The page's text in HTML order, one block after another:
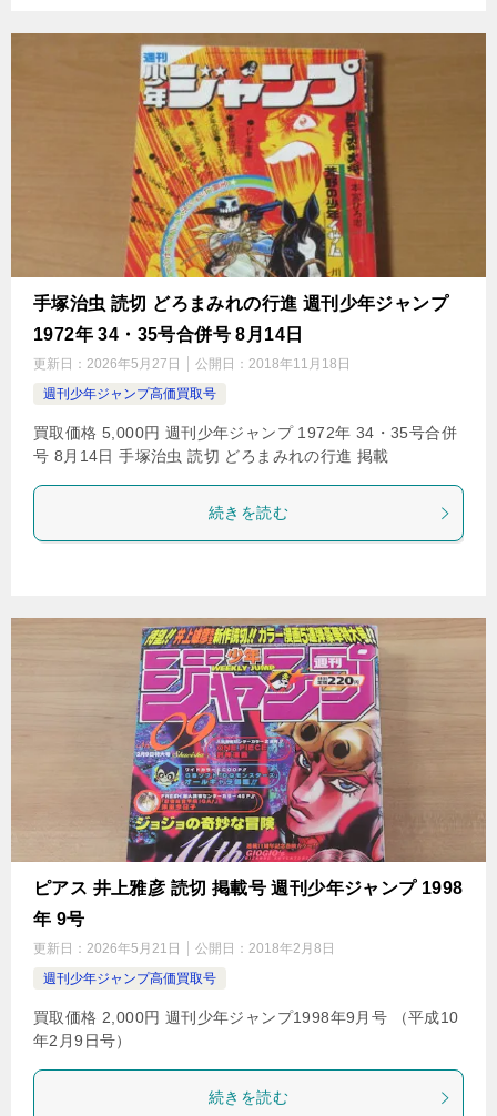
手塚治虫 読切 どろまみれの行進 週刊少年ジャンプ
1972年 34・35号合併号 8月14日
更新日： 2026年5月27日 公開日： 2018年11月18日
週刊少年ジャンプ高価買取号
買取価格 5,000円 週刊少年ジャンプ 1972年 34・35号合併
号 8月14日 手塚治虫 読切 どろまみれの行進 掲載
続きを読む
ピアス 井上雅彦 読切 掲載号 週刊少年ジャンプ 1998
年 9号
更新日： 2026年5月21日 公開日： 2018年2月8日
週刊少年ジャンプ高価買取号
買取価格 2,000円 週刊少年ジャンプ1998年9月号 （平成10
年2月9日号）
続きを読む